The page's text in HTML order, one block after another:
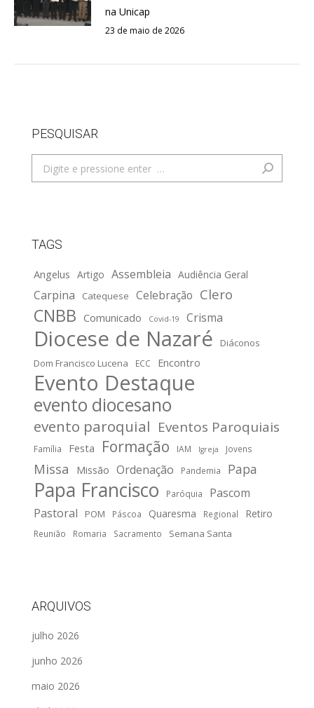
na Unicap
23 de maio de 2026
PESQUISAR
Search:
TAGS
Angelus Artigo Assembleia Audiência Geral
Carpina Catequese Celebração Clero
CNBB Comunicado Covid-19 Crisma
Diocese de Nazaré
Diáconos
Dom Francisco Lucena
ECC Encontro
Evento Destaque
evento diocesano
evento paroquial Eventos Paroquiais
Família Festa Formação IAM Igreja Jovens
Missa Missão Ordenação Pandemia Papa
Papa Francisco Paróquia
Pascom
Pastoral
POM Páscoa Quaresma Regional Retiro
Reunião Romaria Sacramento Semana Santa
ARQUIVOS
julho 2026
junho 2026
maio 2026